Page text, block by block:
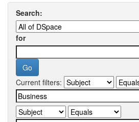
Search:
for
Current filters: